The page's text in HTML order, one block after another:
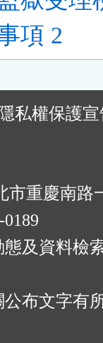
項 2
隱私權保護
市重慶南路
及資料檢
布文字有